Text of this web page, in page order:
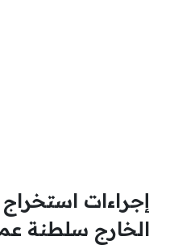
إجراءات
الخارج سلطنة